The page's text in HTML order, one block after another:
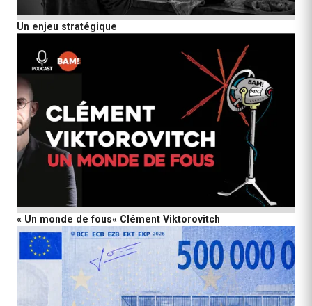
Un enjeu stratégique
« Un monde de fous« Clément Viktorovitch